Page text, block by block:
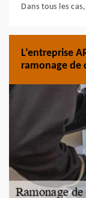
Dans tous les
L’entreprise
ramonage de